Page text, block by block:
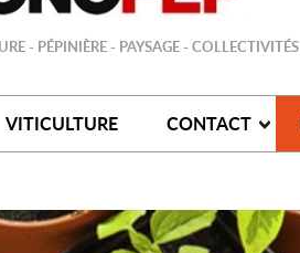
- PÉPINIÈRE - PAYSAGE - COLLECTIVITÉS
VITICULTURE CONTACT